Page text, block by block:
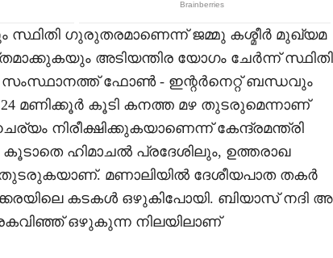
സ്ഥിതി ഗുരുതരമാണെന്ന് ജമ്മു കശ്മീർ മുഖ്യമ
അടിയന്തിര യോഗം ചേർന്ന് സ്ഥിതി
ഫോൺ - ഇന്റർനെറ്റ് ബന്ധവും
24 മണിക്കൂർ കൂടി കനത്ത മഴ തുടരുമെന്നാണ്
നിരീക്ഷിക്കുകയാണെന്ന് കേന്ദ്രമന്ത്രി
കൂടാതെ ഹിമാചൽ പ്രദേശിലും, ഉത്തരാഖ
മണാലിയിൽ ദേശീയപാത തകർ
കടകൾ ഒഴുകിപോയി. ബിയാസ് നദി അ
ഒഴുകുന്ന നിലയിലാണ്